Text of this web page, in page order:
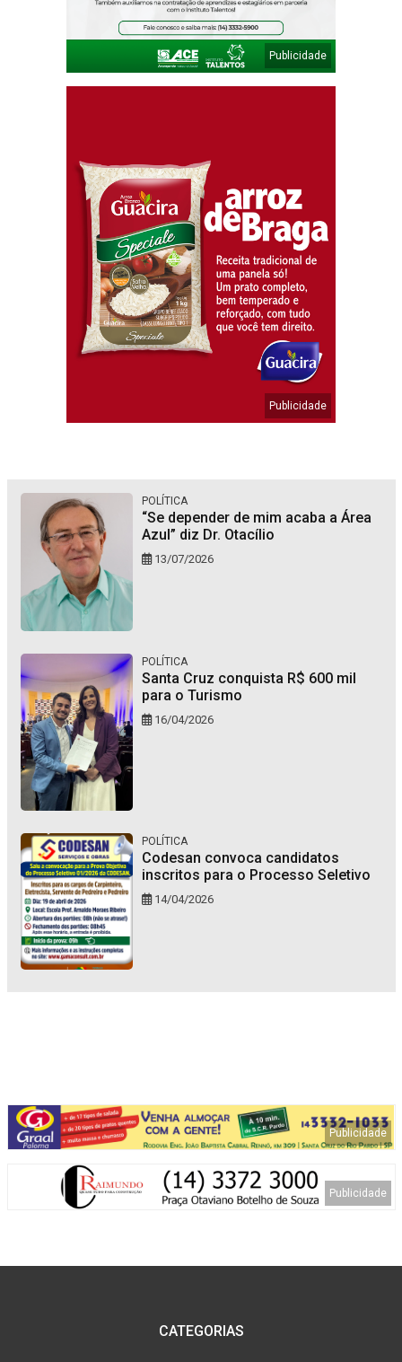
POLÍTICA
“Se depender de mim acaba a Área
Azul” diz Dr. Otacílio
13/07/2026
POLÍTICA
Santa Cruz conquista R$ 600 mil
para o Turismo
16/04/2026
POLÍTICA
Codesan convoca candidatos
inscritos para o Processo Seletivo
14/04/2026
CATEGORIAS